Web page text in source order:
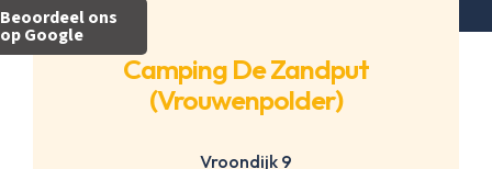
Beoordeel ons
op Google
Camping De Zandput
(Vrouwenpolder)
Vroondijk 9